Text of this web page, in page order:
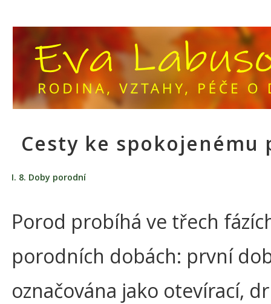
Cesty ke spokojenému
I. 8. Doby porodní
Porod probíhá ve třech
porodních dobách: první
označována jako otevírací,